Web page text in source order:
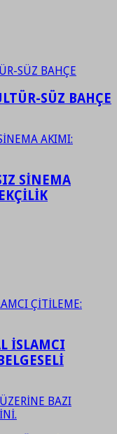
SÜZ BAHÇE
SİNEMA
İSLAMCI